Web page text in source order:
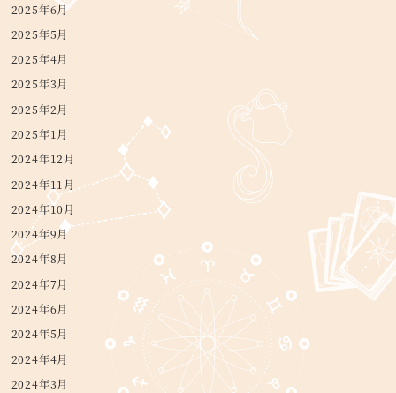
2025年6月
2025年5月
2025年4月
2025年3月
2025年2月
2025年1月
2024年12月
2024年11月
2024年10月
2024年9月
2024年8月
2024年7月
2024年6月
2024年5月
2024年4月
2024年3月